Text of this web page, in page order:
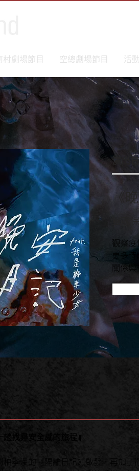
村劇場節目 空總劇場節目 活
演出
《
靈魂
觀察
更多
關係
找尋安全感的旅程』
柏本漢的《隔離日記》啟發，再加